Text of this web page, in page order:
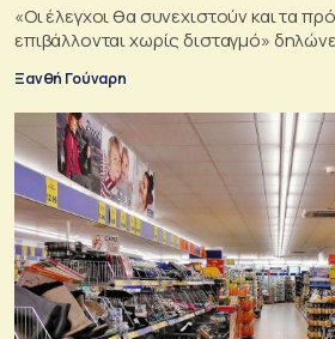
«Οι έλεγχοι θα συνεχιστούν και τα
επιβάλλονται χωρίς δισταγμό»
Ξανθή Γούναρη